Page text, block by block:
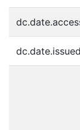
dc.date.issued